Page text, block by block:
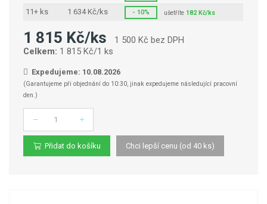
11+ ks 1 634 Kč/ks - 10% ušetříte 182 Kč/ks
1 815 Kč/ks
1 500 Kč bez DPH
Celkem: 1 815 Kč/1 ks
Expedujeme: 10.08.2026
(Garantujeme při objednání do 10:30, jinak expedujeme následující pracovní
den.)
Přidat do košíku Chci lepší cenu (od 40 ks)